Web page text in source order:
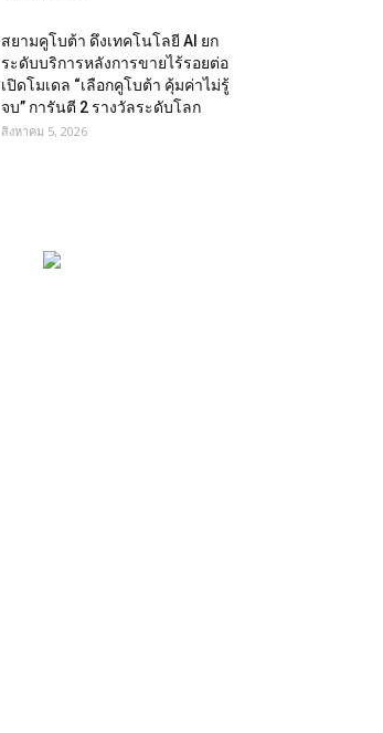
สยามคูโบต้า ดึงเทคโนโลยี AI ยก
ระดับบริการหลังการขายไร้รอยต่อ
เปิดโมเดล “เลือกคูโบต้า คุ้มค่าไม่รู้
จบ” การันตี 2 รางวัลระดับโลก
สิงหาคม 5, 2026